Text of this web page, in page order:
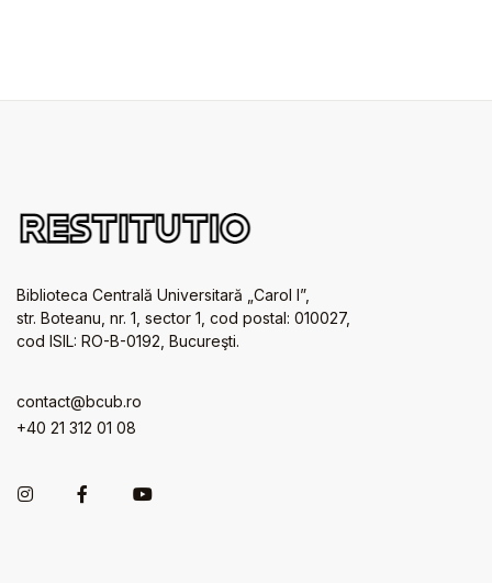
Biblioteca Centrală Universitară „Carol I”,
str. Boteanu, nr. 1, sector 1, cod postal: 010027,
cod ISIL: RO-B-0192, Bucureşti.
contact@bcub.ro
+40 21 312 01 08